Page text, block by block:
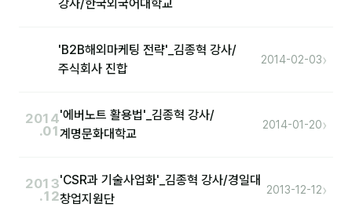
B2B 영업도구
강사/한국외국어대학교
'B2B해외마케팅 전략'_김종혁 강사/
주식회사 진합
2014-02-03›
2014
.01
'에버노트 활용법'_김종혁 강사/
계명문화대학교
2014-01-20›
2013
.12
'CSR과 기술사업화'_김종혁 강사/경일대
창업지원단
2013-12-12›